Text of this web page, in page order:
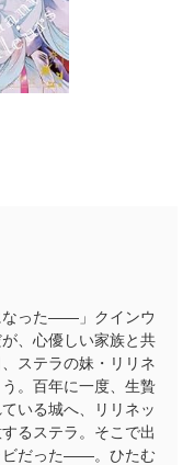
なった――」クインウ
、心優しい家族と共
ステラの妹・リリネ
。百年に一度、生贄
いる城へ、リリネッ
るステラ。そこで出
ビだった――。ひたむ